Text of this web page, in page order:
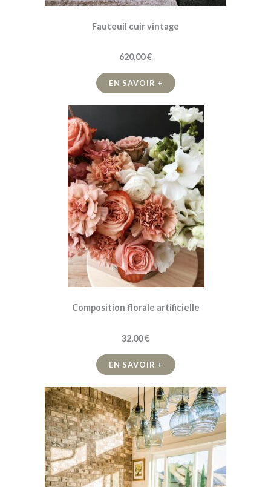
Fauteuil cuir vintage
620,00 €
EN SAVOIR +
Composition florale artificielle
32,00 €
EN SAVOIR +